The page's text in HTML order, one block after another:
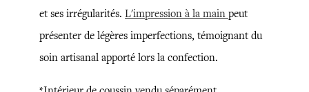
et ses irrégularités. L'impression à la main peut
présenter de légères imperfections, témoignant du
soin artisanal apporté lors la confection.